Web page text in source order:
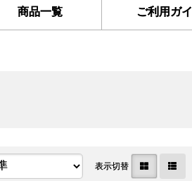
商品一覧 ご利用ガ
表示切替